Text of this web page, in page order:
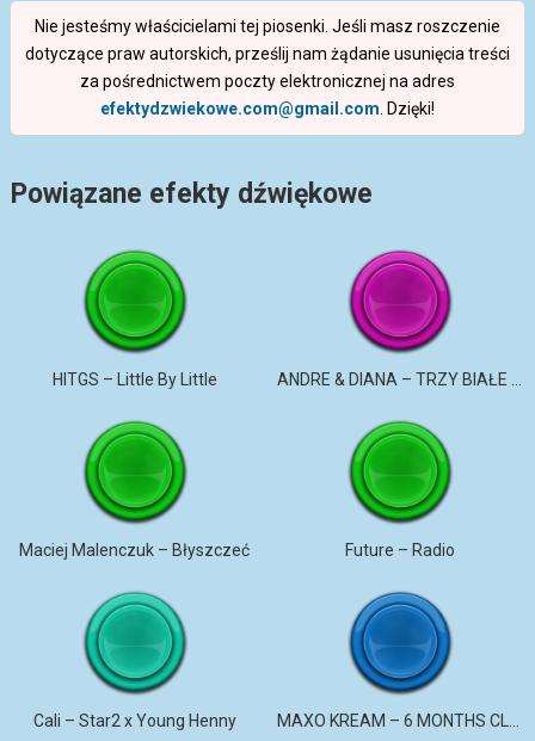
Nie jesteśmy właścicielami tej piosenki. Jeśli masz roszczenie
dotyczące praw autorskich, prześlij nam żądanie usunięcia treści
za pośrednictwem poczty elektronicznej na adres
efektydzwiekowe.com@gmail.com . Dzięki!
Powiązane efekty dźwiękowe
HITGS – Little By Little
Maciej Malenczuk – Błyszczeć Future – Radio
Cali – Star2 x Young Henny